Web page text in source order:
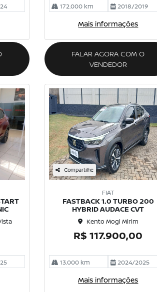
172.000 km 2018/2019
Mais informações
FALAR AGORA COM O
VENDEDOR
Compartilhe
FIAT
FASTBACK 1.0 TURBO 200
HYBRID AUDACE CVT
Kento Mogi Mirim
R$ 117.900,00
13.000 km 2024/2025
Mais informações